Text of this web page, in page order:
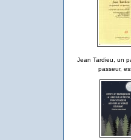
Jean Tardieu, un
passeur,